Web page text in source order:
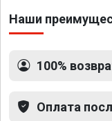
Наши
100%
Оплата